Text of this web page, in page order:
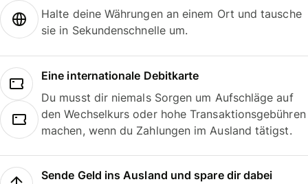
Halte deine Währungen an einem Ort und tausche
sie in Sekundenschnelle um.
Eine internationale Debitkarte
Du musst dir niemals Sorgen um Aufschläge auf
den Wechselkurs oder hohe Transaktionsgebühren
machen, wenn du Zahlungen im Ausland tätigst.
Sende Geld ins Ausland und spare dir dabei